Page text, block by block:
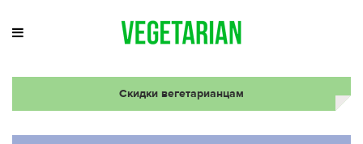
Скидки вегетарианцам